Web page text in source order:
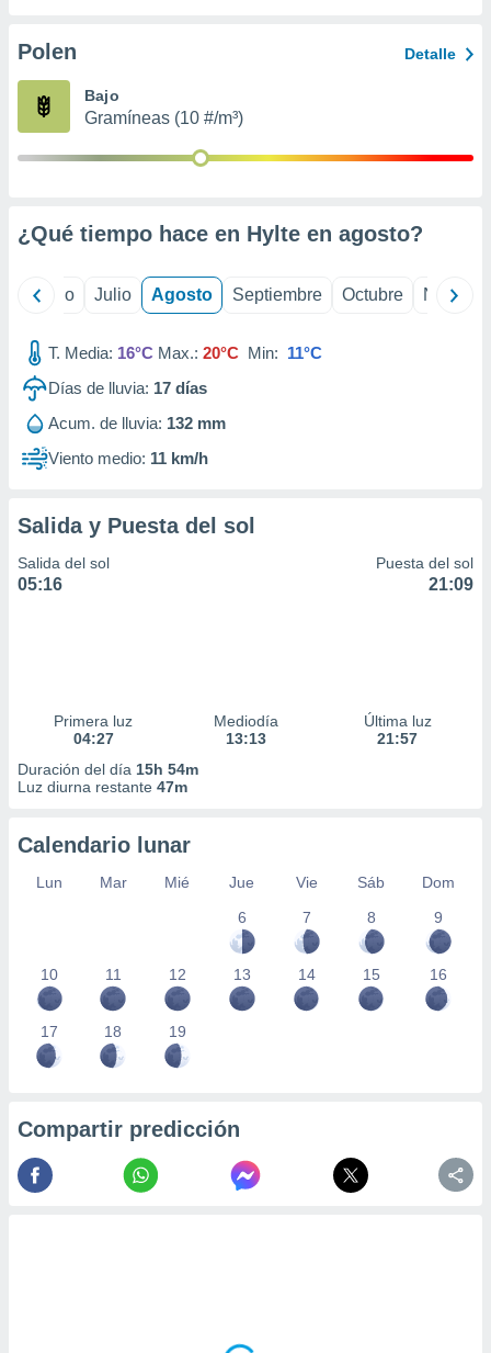
e
mediante
publicidad
publicidad
1199
Polen Detalle
Bajo
Gramíneas (10 #/m³)
¿Qué tiempo hace en Hylte en agosto?
Junio Julio Agosto Septiembre Octubre
T. Media: 16°C Max.: 20°C Min: 11°C
Días de lluvia: 17 días
Acum. de lluvia: 132 mm
Viento medio: 11 km/h
Salida y Puesta del sol
Salida del sol
05:16
Puesta del sol
21:09
Primera luz
04:27
Mediodía
13:13
Última luz
21:57
Duración del día 15h 54m
Luz diurna restante 47m
Calendario lunar
Lun Mar Mié Jue Vie Sáb
Dom
6
7 8 9
10 11 12 13 14 15 16
17 18 19
Compartir predicción